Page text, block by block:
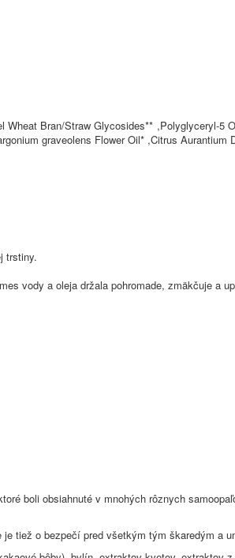
Bran/Straw Glycosides** ,Polyglyceryl-
graveolens Flower Oil* ,Citrus Aurantium
trstiny.
vody a oleja držala pohromade, zmäkčuje a
boli obsiahnuté v mnohých rôznych
tiež o bezpečí pred všetkým tým škaredým a